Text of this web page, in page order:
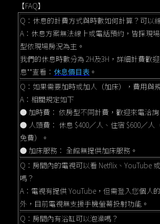
【FAQ】
Q：休息的計費方式與時數如何計算？可以
A：休息方案無法線上或電話預約，皆採現
型依現場房況為主。
我們的休息時數分為 2H及3H，詳細計費歡
息**查看： 休息價目表 。
Q：如果需要加時或加人（加床），費用與
A：相關規定如下
● 加時費： 依房型不同計費，歡迎來電洽詢
● 人頭費： 休息 $400／人、住宿 $600／人
免費）。
● 加床服務： 全館無提供加床服務。
Q：房間內的電視可以看 Netflix、YouTube
嗎？
A：電視有提供 YouTube，但需登入您個人
外，目前電視無支援手機螢幕投射功能。
Q：房間內有浴缸可以泡澡嗎？